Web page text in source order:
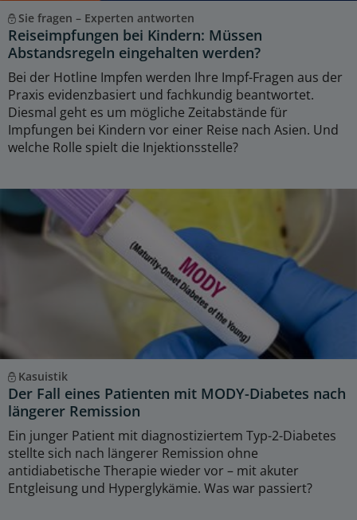
Sie fragen – Experten antworten
Reiseimpfungen bei Kindern: Müssen
Abstandsregeln eingehalten werden?
Bei der Hotline Impfen werden Ihre Impf-Fragen aus der
Praxis evidenzbasiert und fachkundig beantwortet.
Diesmal geht es um mögliche Zeitabstände für
Impfungen bei Kindern vor einer Reise nach Asien. Und
welche Rolle spielt die Injektionsstelle?
Kasuistik
Der Fall eines Patienten mit MODY-Diabetes nach
längerer Remission
Ein junger Patient mit diagnostiziertem Typ-2-Diabetes
stellte sich nach längerer Remission ohne
antidiabetische Therapie wieder vor – mit akuter
Entgleisung und Hyperglykämie. Was war passiert?